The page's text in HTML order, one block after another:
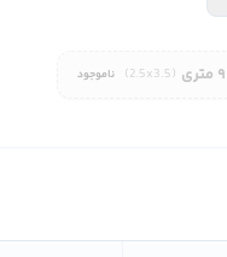
۹ متری (2.5x3.5) ناموجود